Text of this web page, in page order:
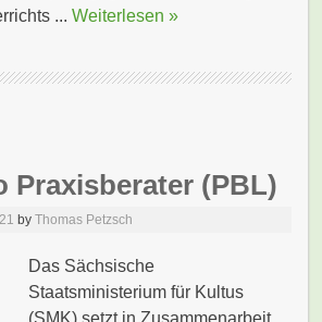
...Weiterlesen »
Praxisberater (PBL)
byThomas Petzsch
Das Sächsische
Staatsministerium für Kultus
(SMK) setzt in Zusammenarbeit